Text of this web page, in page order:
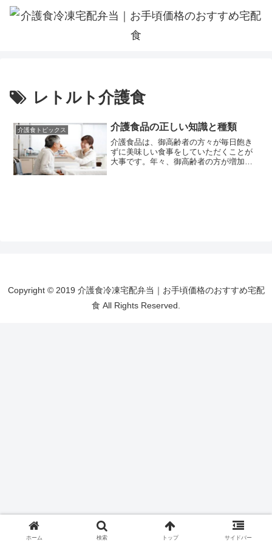
レトルト介護食
介護食トピックス 介護食品の正しい知識と種類
介護食品は、御高齢者の方々が毎日飽き
ずに美味しい食事をしていただくことが
大事です。年々、御高齢者の方が増加傾
Copyright © 2019 介護食冷凍宅配弁当｜お手頃価格のおすすめ宅配
食 All Rights Reserved.
ホーム 検索 トップ サイドバー